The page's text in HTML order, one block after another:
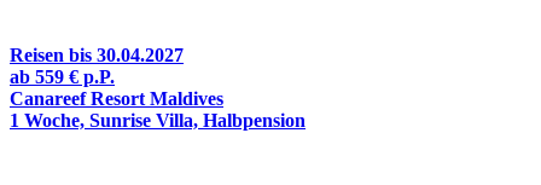
Reisen bis 30.04.2027
ab 559 € p.P.
Canareef Resort Maldives
1 Woche, Sunrise Villa, Halbpension